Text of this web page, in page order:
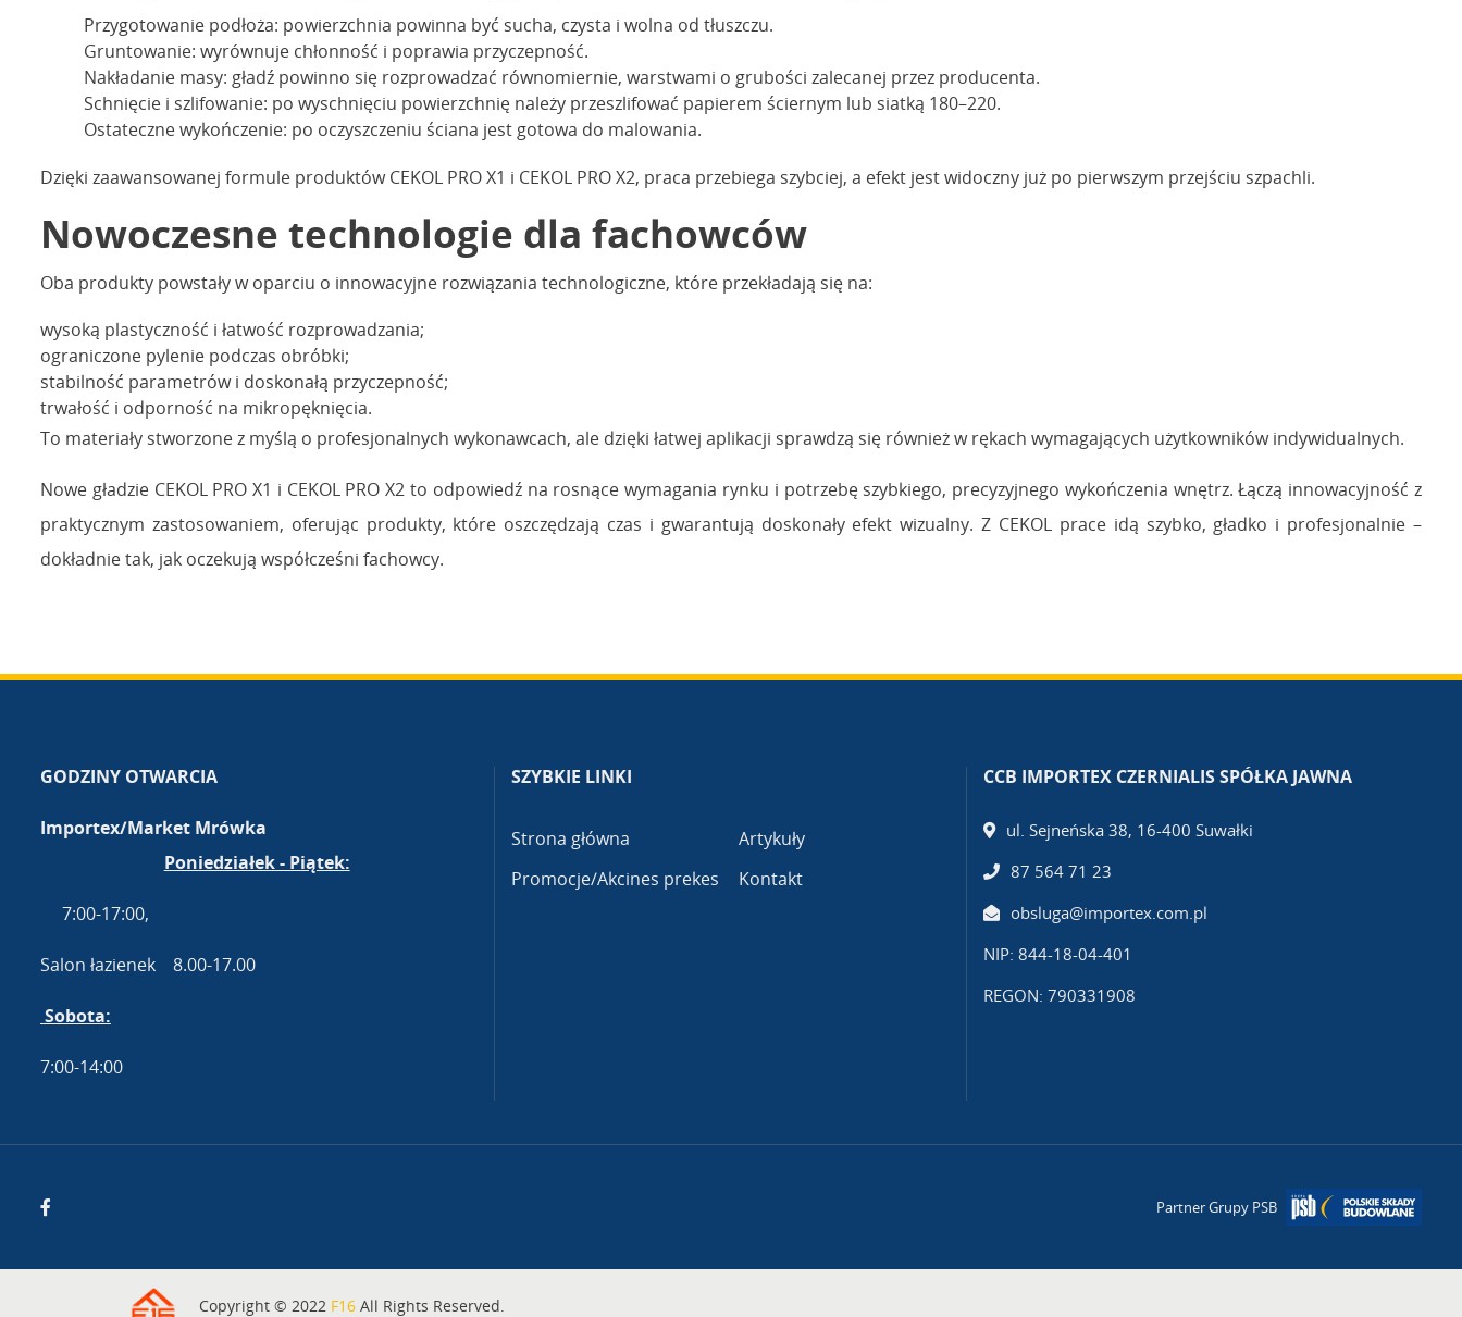
Przygotowanie podłoża: powierzchnia powinna być sucha, czysta i wolna od tłuszczu.
Gruntowanie: wyrównuje chłonność i poprawia przyczepność.
Nakładanie masy: gładź powinno się rozprowadzać równomiernie, warstwami o grubości zalecanej przez producenta.
Schnięcie i szlifowanie: po wyschnięciu powierzchnię należy przeszlifować papierem ściernym lub siatką 180–220.
Ostateczne wykończenie: po oczyszczeniu ściana jest gotowa do malowania.
Dzięki zaawansowanej formule produktów CEKOL PRO X1 i CEKOL PRO X2, praca przebiega szybciej, a efekt jest widoczny już po pierwszym przejściu szpachli.
Nowoczesne technologie dla fachowców
Oba produkty powstały w oparciu o innowacyjne rozwiązania technologiczne, które przekładają się na:
wysoką plastyczność i łatwość rozprowadzania;
ograniczone pylenie podczas obróbki;
stabilność parametrów i doskonałą przyczepność;
trwałość i odporność na mikropęknięcia.
To materiały stworzone z myślą o profesjonalnych wykonawcach, ale dzięki łatwej aplikacji sprawdzą się również w rękach wymagających użytkowników indywidualnych.
Nowe gładzie CEKOL PRO X1 i CEKOL PRO X2 to odpowiedź na rosnące wymagania rynku i potrzebę szybkiego, precyzyjnego wykończenia wnętrz. Łączą innowacyjność z
praktycznym zastosowaniem, oferując produkty, które oszczędzają czas i gwarantują doskonały efekt wizualny. Z CEKOL prace idą szybko, gładko i profesjonalnie –
dokładnie tak, jak oczekują współcześni fachowcy.
GODZINY OTWARCIA
Importex/Market Mrówka
Poniedziałek - Piątek:
7:00-17:00,
Salon łazienek 8.00-17.00
Sobota:
7:00-14:00
SZYBKIE LINKI
Strona główna
Promocje/Akcines prekes
Artykuły
Kontakt
CCB IMPORTEX CZERNIALIS SPÓŁKA JAWNA
ul. Sejneńska 38, 16-400 Suwałki
87 564 71 23
obsluga@importex.com.pl
NIP: 844-18-04-401
REGON: 790331908
Partner Grupy PSB
Copyright © 2022 F16 All Rights Reserved.